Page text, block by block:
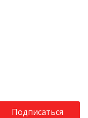
Подписаться